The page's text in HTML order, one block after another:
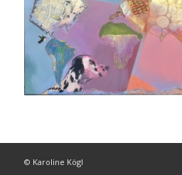
© Karoline Kögl